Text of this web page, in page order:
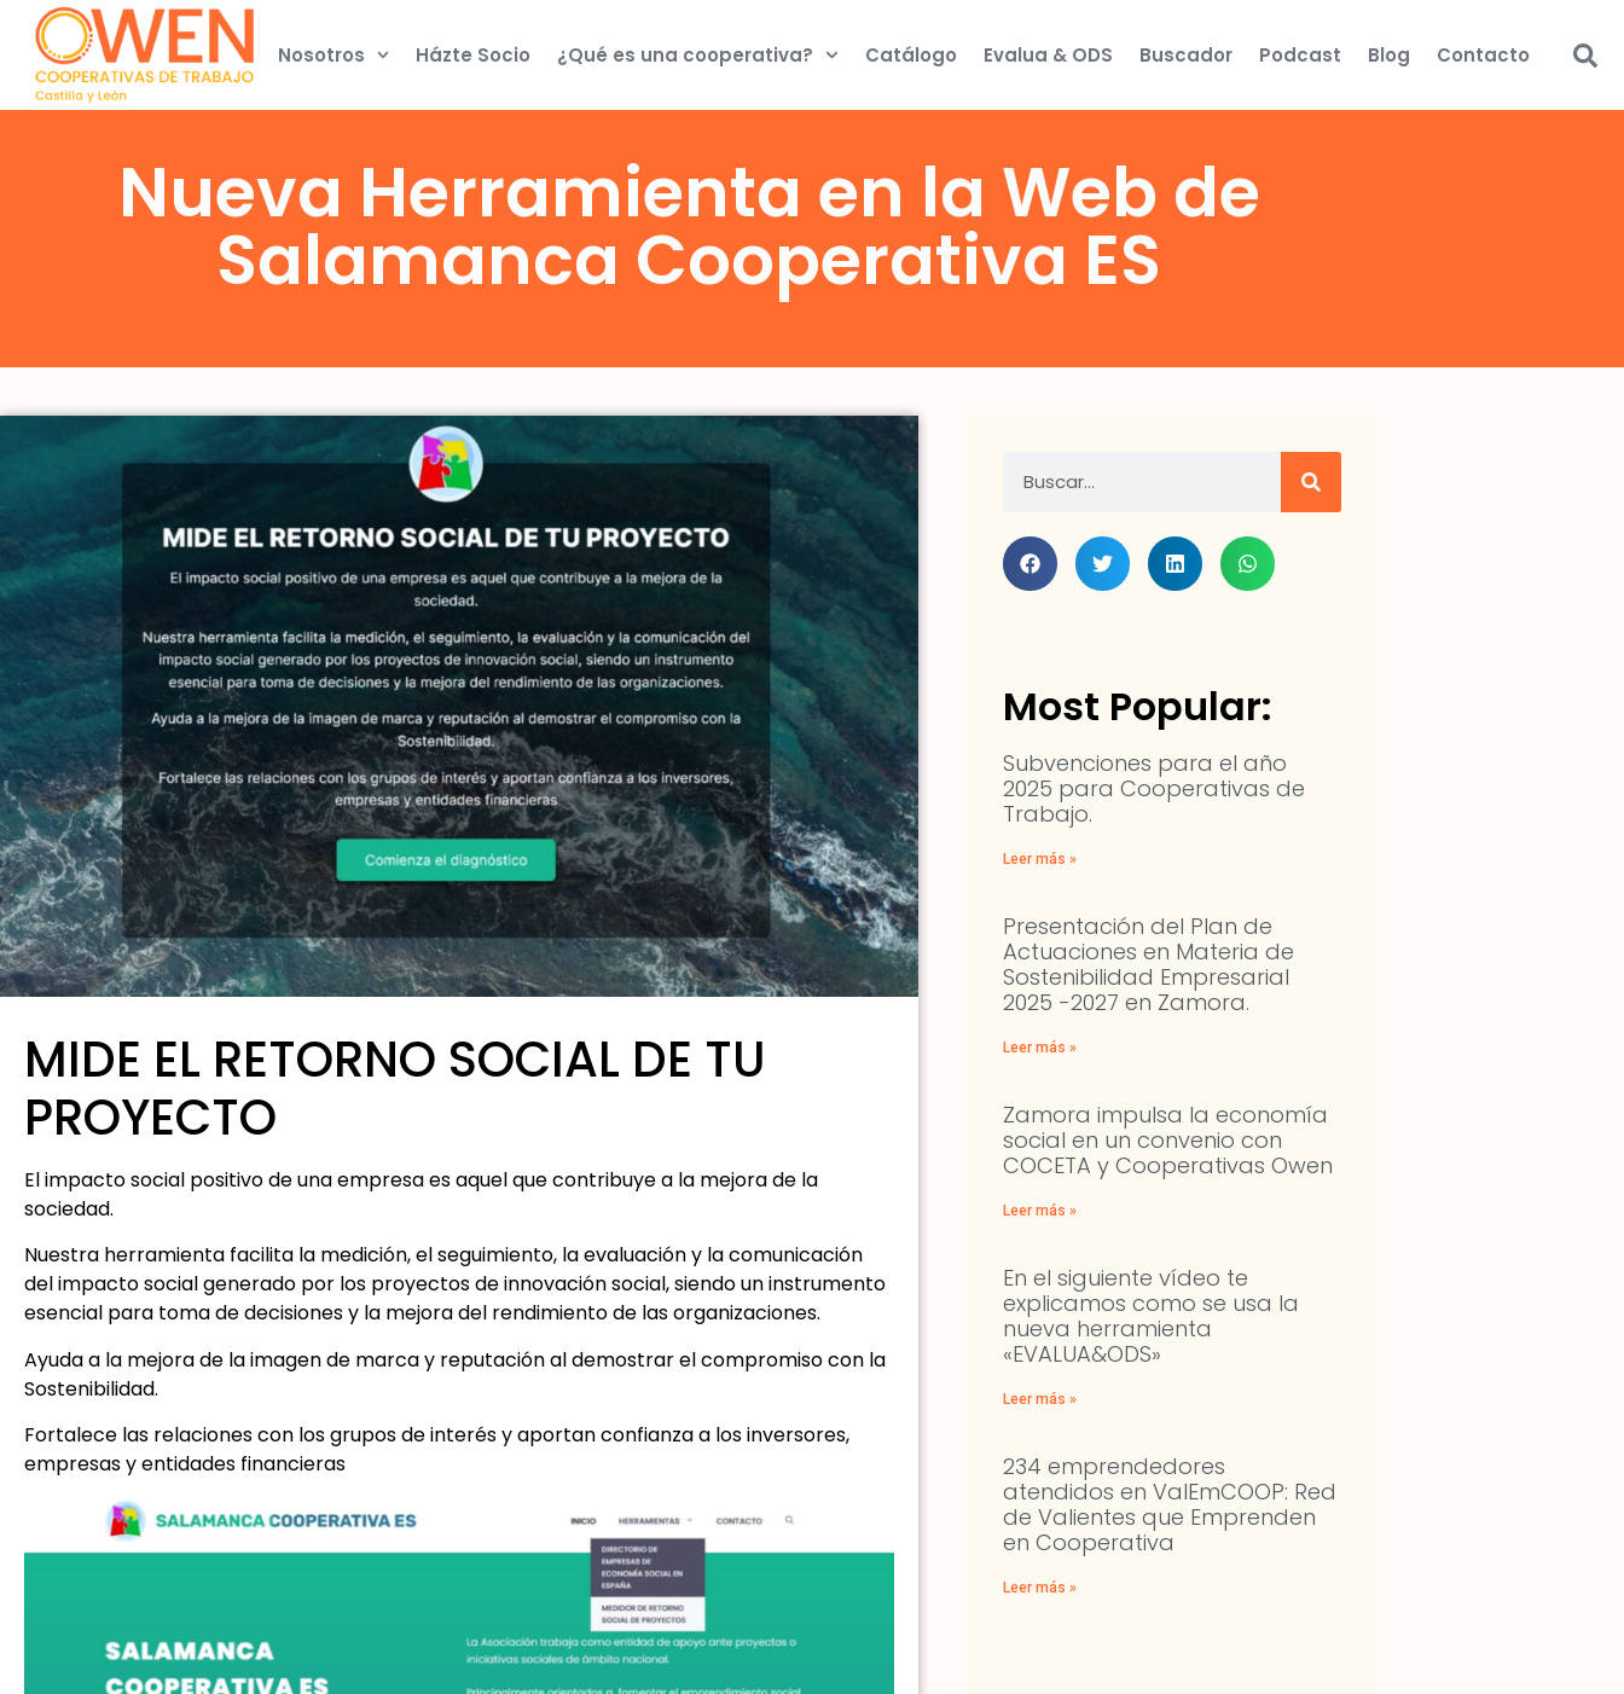
Nosotros Házte Socio ¿Qué es una cooperativa? Catálogo Evalua & ODS Buscador Podcast Blog Contacto
Nueva Herramienta en la Web de
Salamanca Cooperativa ES
MIDE EL RETORNO SOCIAL DE TU
PROYECTO
El impacto social positivo de una empresa es aquel que contribuye a la mejora de la
sociedad.
Nuestra herramienta facilita la medición, el seguimiento, la evaluación y la comunicación
del impacto social generado por los proyectos de innovación social, siendo un instrumento
esencial para toma de decisiones y la mejora del rendimiento de las organizaciones.
Ayuda a la mejora de la imagen de marca y reputación al demostrar el compromiso con la
Sostenibilidad.
Fortalece las relaciones con los grupos de interés y aportan confianza a los inversores,
empresas y entidades financieras
Most Popular:
Subvenciones para el año
2025 para Cooperativas de
Trabajo.
Leer más »
Presentación del Plan de
Actuaciones en Materia de
Sostenibilidad Empresarial
2025 -2027 en Zamora.
Leer más »
Zamora impulsa la economía
social en un convenio con
COCETA y Cooperativas Owen
Leer más »
En el siguiente vídeo te
explicamos como se usa la
nueva herramienta
«EVALUA&ODS»
Leer más »
234 emprendedores
atendidos en ValEmCOOP: Red
de Valientes que Emprenden
en Cooperativa
Leer más »